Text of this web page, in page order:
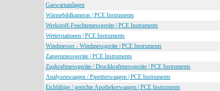
Gaswarnanlagen
Wärmebildkameras | PCE Instruments
Werkstoff-Feuchtemessgeräte | PCE Instruments
Wetterstationen | PCE Instruments
Windmesser - Windmessgeräte | PCE Instruments
Zangenmessgeräte | PCE Instruments
Zugkraftmessgeräte / Druckkraftmessgeräte | PCE Instruments
Analysenwaagen / Pipettierwaagen | PCE Instruments
Eichfähige / geeichte Apothekerwaagen | PCE Instruments